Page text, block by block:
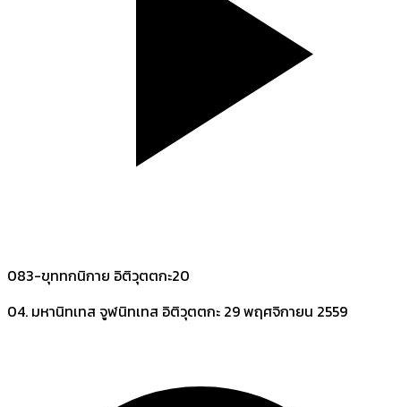
083-ขุททกนิกาย อิติวุตตกะ20
04. มหานิทเทส จูฬนิทเทส อิติวุตตกะ 29 พฤศจิกายน 2559